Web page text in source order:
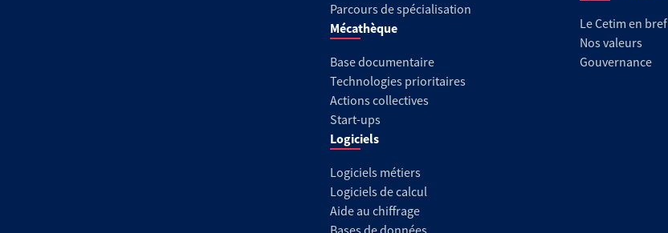
Parcours de spécialisation
Mécathèque
Base documentaire
Technologies prioritaires
Actions collectives
Start-ups
Logiciels
Logiciels métiers
Logiciels de calcul
Aide au chiffrage
Bases de données
Le Cetim en bref
Nos valeurs
Gouvernance